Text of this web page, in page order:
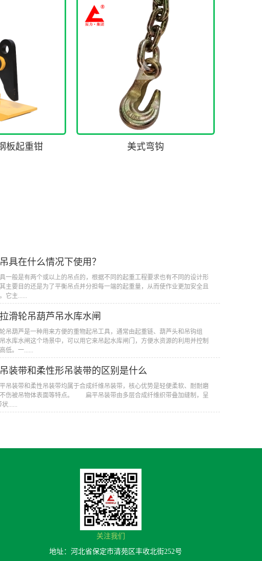
板起重钳 美式弯钩
具在什么情况下使用？
一般是有两个或以上的吊点的，根据不同的起重工程要求也有不同的设计形
主要目的还是为了平衡吊点并分担每一端的起重量，从而使作业更加安全且
它主......
滑轮吊葫芦吊水库水闸
吊葫芦是一种用来方便的重物起吊工具，通常由起重链、葫芦头和吊钩组
水库水闸这个场景中，可以用它来吊起水库闸门，方便水资源的利用并控制
低。一......
装带和柔性形吊装带的区别是什么
装带和柔性吊装带均属于合成纤维吊装带，核心优势是轻便柔软、耐耐磨
伤被吊物体表面等特点。 扁平吊装带由多层合成纤维织带叠加缝制，呈
状......
关注我们
地址：河北省保定市清苑区丰收北街252号